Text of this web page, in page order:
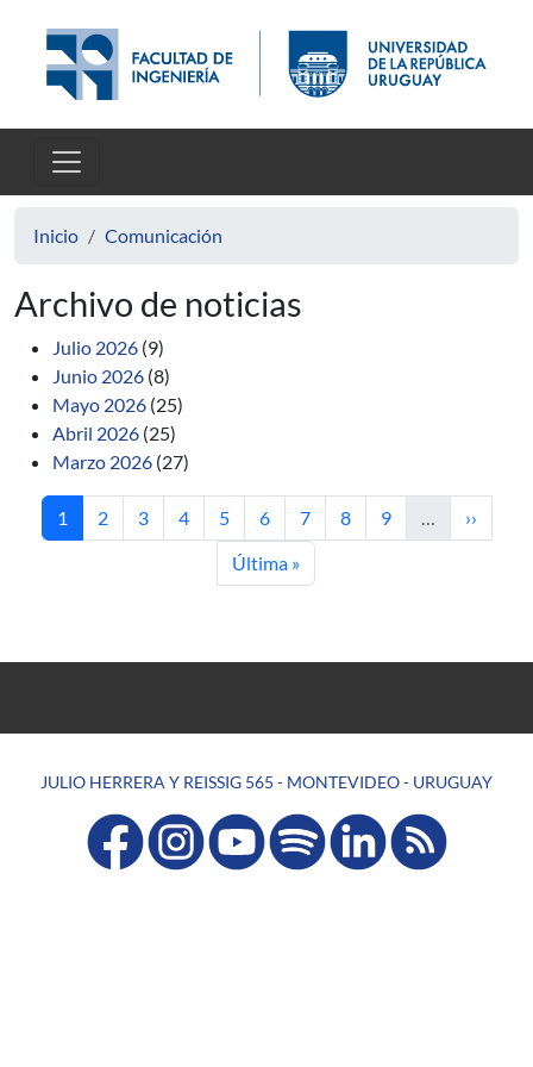
Inicio Comunicación
Archivo de noticias
Julio 2026 (9)
Junio 2026 (8)
Mayo 2026 (25)
Abril 2026 (25)
Marzo 2026 (27)
Página actual
1 Página
2 Página
3 Página
4 Página
5 Página
6 Página
7 Página
8 Página
9 …
››
Última página
Última »
JULIO HERRERA Y REISSIG 565 - MONTEVIDEO - URUGUAY